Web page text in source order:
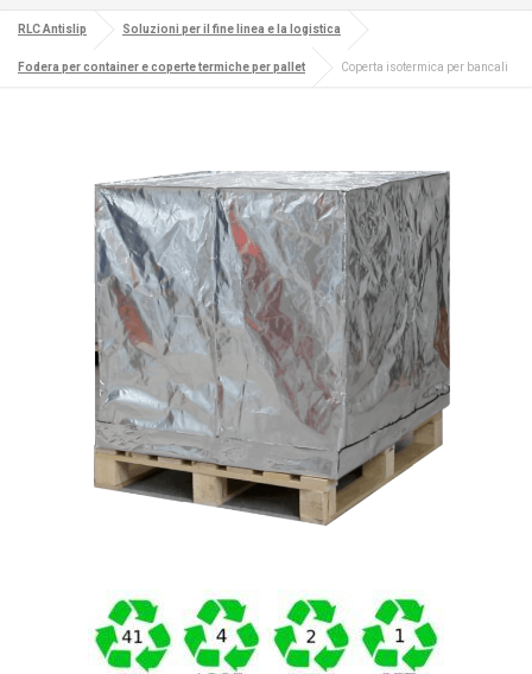
RLC Antislip Soluzioni per il fine linea e la logistica
Fodera per container e coperte termiche per pallet Coperta isotermica per bancali